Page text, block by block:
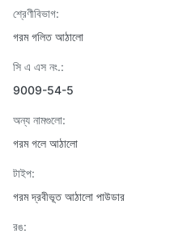
শ্রেণীবিভাগ:
গরম গলিত আঠালো
সি এ এস নং.:
9009-54-5
অন্য নামগুলো:
গরম গলে আঠালো
টাইপ:
গরম দ্রবীভূত আঠালো পাউডার
রঙ: